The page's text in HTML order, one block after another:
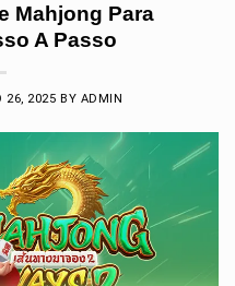
Mahjong Para
A Passo
26, 2025 BY ADMIN